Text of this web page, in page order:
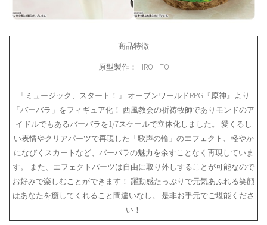
商品特徴
原型製作：HIROHITO
「ミュージック、スタート！」 オープンワールドRPG『原神』より
「バーバラ」をフィギュア化！ 西風教会の祈祷牧師でありモンドのア
イドルでもあるバーバラを1/7スケールで立体化しました。 愛くるし
い表情やクリアパーツで再現した「歌声の輪」のエフェクト、軽やか
になびくスカートなど、バーバラの魅力を余すことなく再現していま
す。 また、エフェクトパーツは自由に取り外しすることが可能なので
お好みで楽しむことができます！ 躍動感たっぷりで元気あふれる笑顔
はあなたを癒してくれること間違いなし。 是非お手元でご堪能くださ
い！